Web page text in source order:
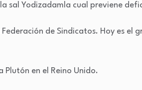
la sal Yodizadamla cual previene
de Sindicatos. Hoy es el
en el Reino Unido.